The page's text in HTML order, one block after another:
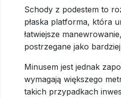
Schody z podestem to
płaska platforma, która
łatwiejsze
postrzegane jako
Minusem jest jednak
wymagają większego
takich przypadkach